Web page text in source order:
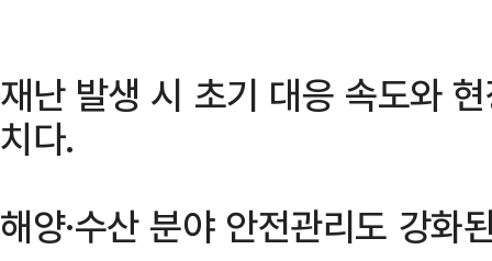
재난 발생 시 초기 대응 속도와
치다.
해양·수산 분야 안전관리도 강화